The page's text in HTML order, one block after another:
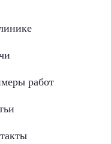
работ